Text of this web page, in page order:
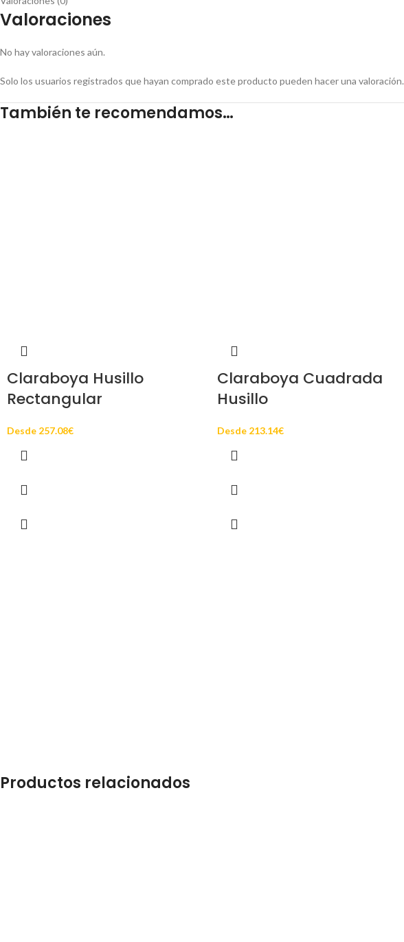
Valoraciones
No hay valoraciones aún.
Solo los usuarios registrados que hayan comprado este producto pueden hacer una valoración.
También te recomendamos…
Claraboya Husillo
Rectangular
Desde 257.08€
Claraboya Cuadrada
Husillo
Desde 213.14€
Productos relacionados